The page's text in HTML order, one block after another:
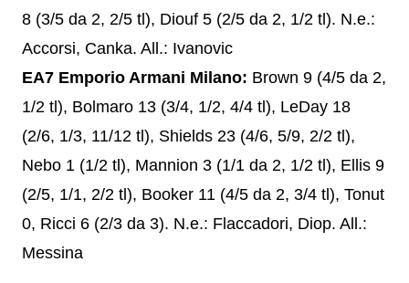
8 (3/5 da 2, 2/5 tl), Diouf 5 (2/5 da 2, 1/2 tl). N.e.:
Accorsi, Canka. All.: Ivanovic
EA7 Emporio Armani Milano: Brown 9 (4/5 da 2,
1/2 tl), Bolmaro 13 (3/4, 1/2, 4/4 tl), LeDay 18
(2/6, 1/3, 11/12 tl), Shields 23 (4/6, 5/9, 2/2 tl),
Nebo 1 (1/2 tl), Mannion 3 (1/1 da 2, 1/2 tl), Ellis 9
(2/5, 1/1, 2/2 tl), Booker 11 (4/5 da 2, 3/4 tl), Tonut
0, Ricci 6 (2/3 da 3). N.e.: Flaccadori, Diop. All.:
Messina